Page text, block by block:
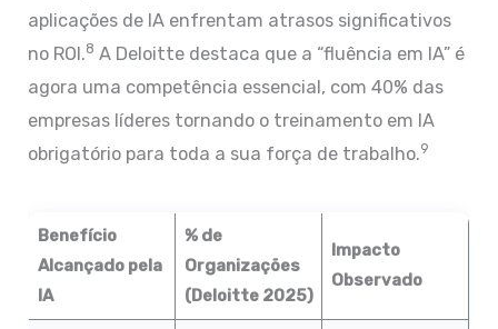
aplicações de IA enfrentam atrasos significativos
no ROI.8 A Deloitte destaca que a “fluência em IA” é
agora uma competência essencial, com 40% das
empresas líderes tornando o treinamento em IA
obrigatório para toda a sua força de trabalho.9
Benefício
Alcançado pela
IA
% de
Organizações
(Deloitte 2025)
Impacto
Observado